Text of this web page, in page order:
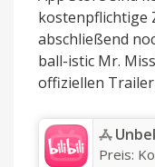
kostenpflichtige
abschließend
ball-istic Mr.
offiziellen Trailer
Preis: